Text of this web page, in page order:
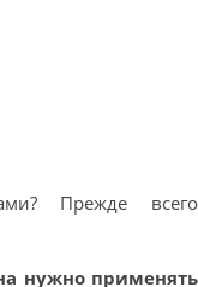
Прежде всего
нужно применять